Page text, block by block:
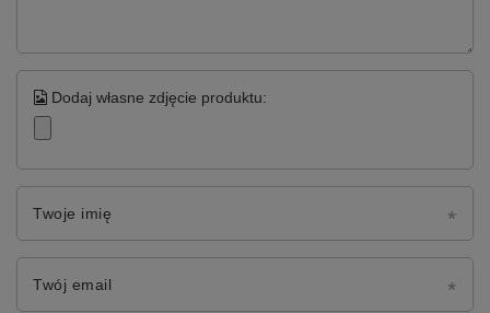
Dodaj własne zdjęcie produktu:
Twoje imię
Twój email